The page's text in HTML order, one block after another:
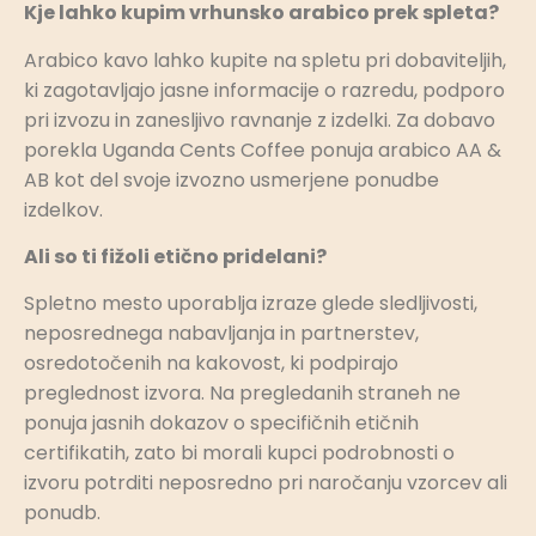
Kje lahko kupim vrhunsko arabico prek spleta?
Arabico kavo lahko kupite na spletu pri dobaviteljih,
ki zagotavljajo jasne informacije o razredu, podporo
pri izvozu in zanesljivo ravnanje z izdelki. Za dobavo
porekla Uganda Cents Coffee ponuja arabico AA &
AB kot del svoje izvozno usmerjene ponudbe
izdelkov.
Ali so ti fižoli etično pridelani?
Spletno mesto uporablja izraze glede sledljivosti,
neposrednega nabavljanja in partnerstev,
osredotočenih na kakovost, ki podpirajo
preglednost izvora. Na pregledanih straneh ne
ponuja jasnih dokazov o specifičnih etičnih
certifikatih, zato bi morali kupci podrobnosti o
izvoru potrditi neposredno pri naročanju vzorcev ali
ponudb.